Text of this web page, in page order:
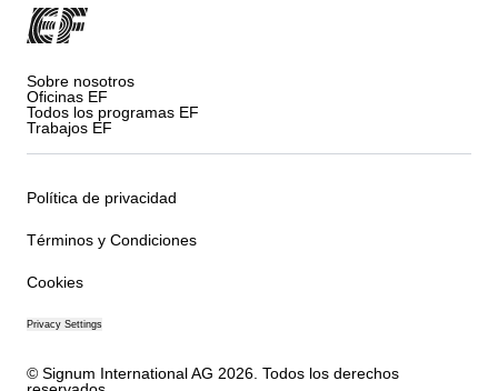
Sobre nosotros
Oficinas EF
Todos los programas EF
Trabajos EF
Política de privacidad
Términos y Condiciones
Cookies
Privacy Settings
© Signum International AG 2026. Todos los derechos